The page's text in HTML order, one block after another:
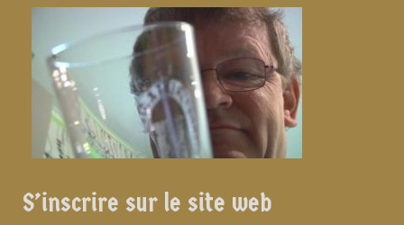
S’inscrire sur le site web